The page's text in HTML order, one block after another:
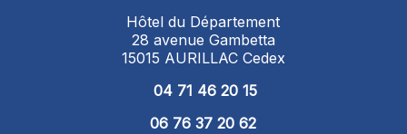
Hôtel du Département
28 avenue Gambetta
15015 AURILLAC Cedex
04 71 46 20 15
06 76 37 20 62